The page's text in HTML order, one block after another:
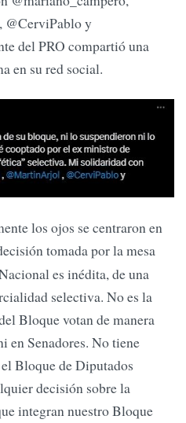
y
del PRO compartió una
en su red social.
los ojos se centraron en
tomada por la mesa
es inédita, de una
selectiva. No es la
Bloque votan de manera
en Senadores. No tiene
Bloque de Diputados
decisión sobre la
integran nuestro Bloque